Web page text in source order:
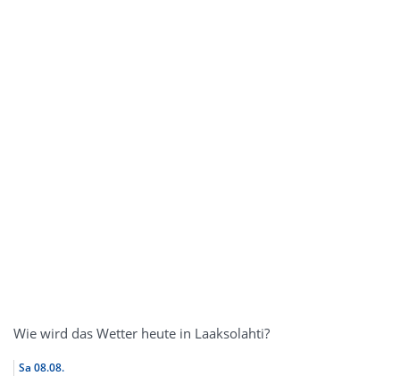
Wie wird das Wetter heute in Laaksolahti?
Sa 08.08.